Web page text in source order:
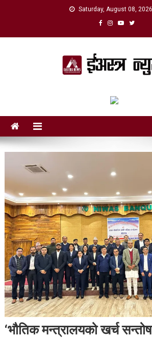
Saturday, August 08, 2026
‘भौतिक मन्त्रालयको खर्च